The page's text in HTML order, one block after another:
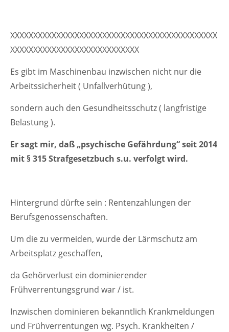
XXXXXXXXXXXXXXXXXXXXXXXXXXXXXXXXXXXXXXXXXXXXX
XXXXXXXXXXXXXXXXXXXXXXXXXXXX
Es gibt im Maschinenbau inzwischen nicht nur die
Arbeitssicherheit ( Unfallverhütung ),
sondern auch den Gesundheitsschutz ( langfristige
Belastung ).
Er sagt mir, daß „psychische Gefährdung“ seit 2014
mit § 315 Strafgesetzbuch s.u. verfolgt wird.
Hintergrund dürfte sein : Rentenzahlungen der
Berufsgenossenschaften.
Um die zu vermeiden, wurde der Lärmschutz am
Arbeitsplatz geschaffen,
da Gehörverlust ein dominierender
Frühverrentungsgrund war / ist.
Inzwischen dominieren bekanntlich Krankmeldungen
und Frühverrentungen wg. Psych. Krankheiten /